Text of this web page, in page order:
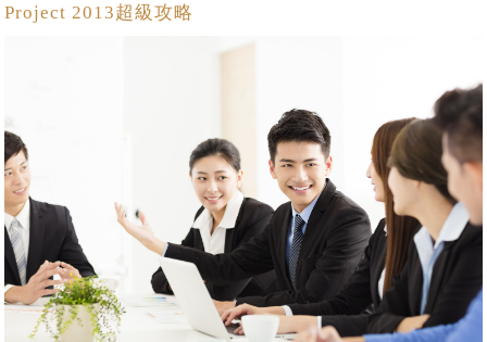
Project 2013超級攻略